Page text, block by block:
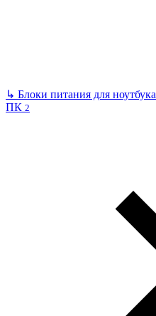
↳ Блоки питания для ноутбука
ПК 2